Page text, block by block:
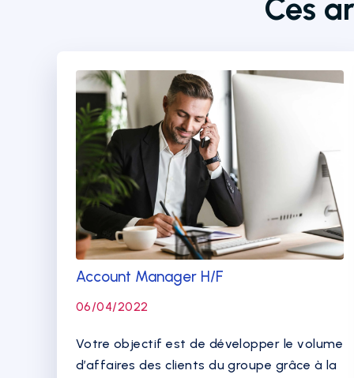
Ces
Account Manager H/F
06/04/2022
Votre objectif est de développer le volume
d’affaires des clients du groupe grâce à la